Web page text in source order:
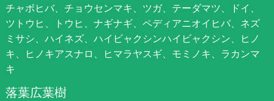
チャボヒバ、チョウセンマキ、ツガ、テーダマツ、ドイ、
ツトウヒ、トウヒ、ナギナギ、ペディアニオイヒバ、ネズ
ミサシ、ハイネズ、ハイビャクシンハイビャクシン、ヒノ
キ、ヒノキアスナロ、ヒマラヤスギ、モミノキ、ラカンマ
キ
落葉広葉樹